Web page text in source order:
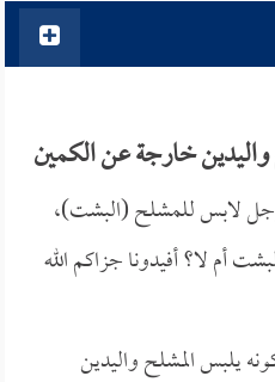
خارجة عن الكمين
لابس للمشلح (البشت)،
أم لا؟ أفيدونا جزاكم الله
يلبس المشلح واليدين